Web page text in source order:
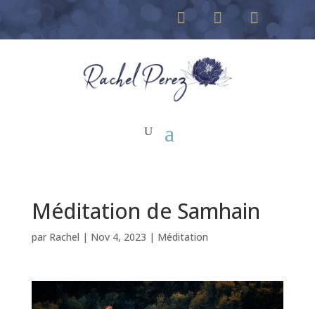
Méditation de Samhain
par Rachel | Nov 4, 2023 | Méditation